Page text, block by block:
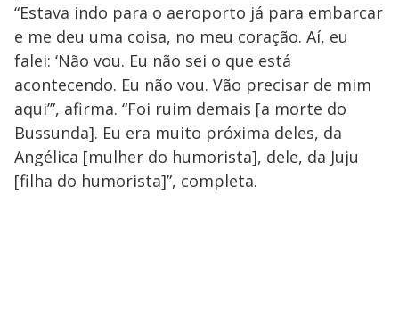
“Estava indo para o aeroporto já para embarcar
e me deu uma coisa, no meu coração. Aí, eu
falei: ‘Não vou. Eu não sei o que está
acontecendo. Eu não vou. Vão precisar de mim
aqui’”, afirma. “Foi ruim demais [a morte do
Bussunda]. Eu era muito próxima deles, da
Angélica [mulher do humorista], dele, da Juju
[filha do humorista]”, completa.